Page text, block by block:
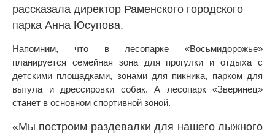
рассказала директор Раменского городского
парка Анна Юсупова.
Напомним, что в лесопарке «Восьмидорожье»
планируется семейная зона для прогулки и отдыха с
детскими площадками, зонами для пикника, парком для
выгула и дрессировки собак. А лесопарк «Зверинец»
станет в основном спортивной зоной.
«Мы построим раздевалки для нашего лыжного